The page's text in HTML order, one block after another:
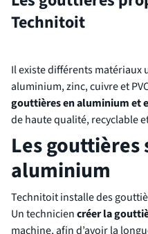
Technitoit
Il existe différents matériaux
aluminium, zinc, cuivre et
gouttières en aluminium et
de haute qualité, recyclable
Les gouttières
aluminium
Technitoit installe des
Un techniciencréer la
machine, afin d’avoir la